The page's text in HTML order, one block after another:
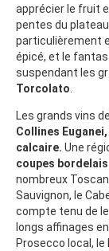
apprécier le fruit
pentes du plateau
particulièrement
épicé, et le
suspendant les
Torcolato
Les grands vins
Collines
calcaire. Une
coupes
nombreux
Sauvignon, le
compte tenu de
longs affinages
Prosecco local,